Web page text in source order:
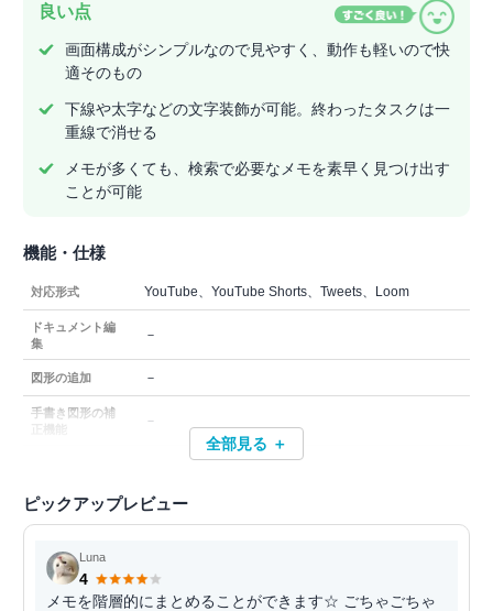
良い点
画面構成がシンプルなので見やすく、動作も軽いので快
適そのもの
下線や太字などの文字装飾が可能。終わったタスクは一
重線で消せる
メモが多くても、検索で必要なメモを素早く見つけ出す
ことが可能
機能・仕様
対応形式 YouTube、YouTube Shorts、Tweets、Loom
ドキュメント編
集
－
図形の追加 －
手書き図形の補
－
全部見る ＋
ピックアップレビュー
Luna
4
メモを階層的にまとめることができます☆ ごちゃごちゃ